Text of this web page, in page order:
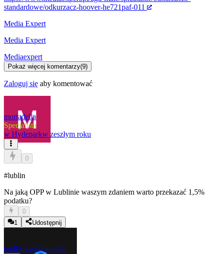
standardowe/odkurzacz-hoover-he721paf-011
Media Expert
Media Expert
Mediaexpert
Pokaż więcej komentarzy(9)
Zaloguj się aby komentować
mortadella
Specjalista
w Hydeparkw zeszłym roku
0
#lublin
Na jaką OPP w Lublinie waszym zdaniem warto przekazać 1,5%
podatku?
0
1
Udostępnij
mollw zeszłym roku